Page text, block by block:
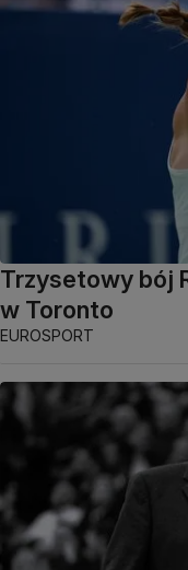
Trzysetowy bój
w Toronto
EUROSPORT